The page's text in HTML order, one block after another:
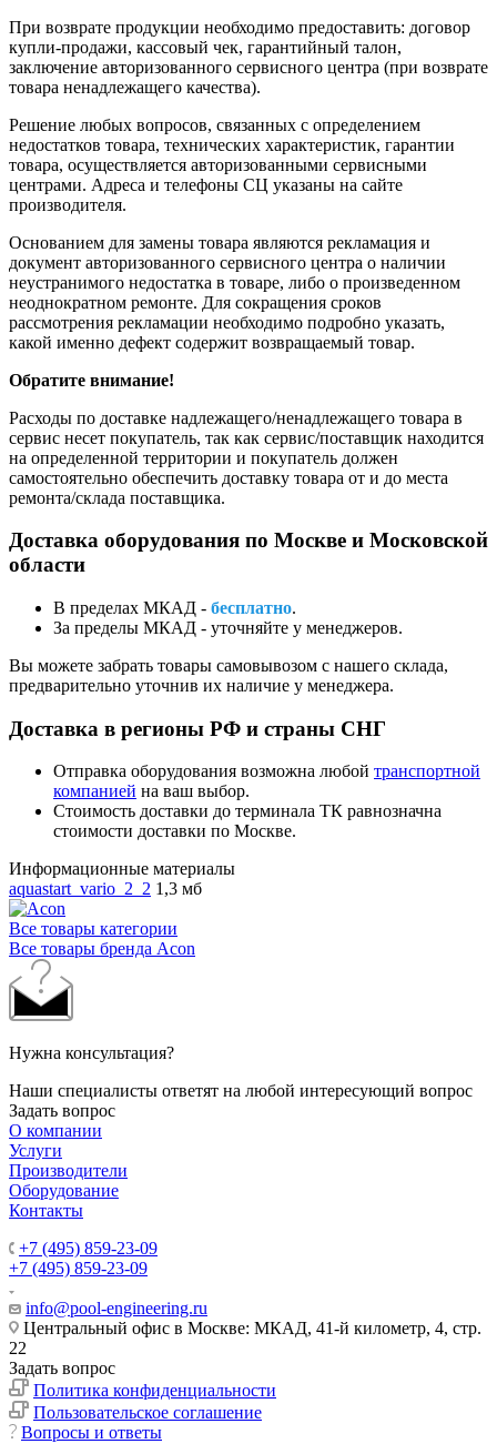
При возврате продукции необходимо предоставить: договор
купли-продажи, кассовый чек, гарантийный талон,
заключение авторизованного сервисного центра (при возврате
товара ненадлежащего качества).
Решение любых вопросов, связанных с определением
недостатков товара, технических характеристик, гарантии
товара, осуществляется авторизованными сервисными
центрами. Адреса и телефоны СЦ указаны на сайте
производителя.
Основанием для замены товара являются рекламация и
документ авторизованного сервисного центра о наличии
неустранимого недостатка в товаре, либо о произведенном
неоднократном ремонте. Для сокращения сроков
рассмотрения рекламации необходимо подробно указать,
какой именно дефект содержит возвращаемый товар.
Обратите внимание!
Расходы по доставке надлежащего/ненадлежащего товара в
сервис несет покупатель, так как сервис/поставщик находится
на определенной территории и покупатель должен
самостоятельно обеспечить доставку товара от и до места
ремонта/склада поставщика.
Доставка оборудования по Москве и Московской
области
В пределах МКАД - бесплатно.
За пределы МКАД - уточняйте у менеджеров.
Вы можете забрать товары самовывозом с нашего склада,
предварительно уточнив их наличие у менеджера.
Доставка в регионы РФ и страны СНГ
Отправка оборудования возможна любой транспортной
компанией на ваш выбор.
Стоимость доставки до терминала ТК равнозначна
стоимости доставки по Москве.
Информационные материалы
aquastart_vario_2_2 1,3 мб
Все товары категории
Все товары бренда Acon
Нужна консультация?
Наши специалисты ответят на любой интересующий вопрос
Задать вопрос
О компании
Услуги
Производители
Оборудование
Контакты
+7 (495) 859-23-09
+7 (495) 859-23-09
info@pool-engineering.ru
Центральный офис в Москве: МКАД, 41-й километр, 4, стр.
22
Задать вопрос
Политика конфиденциальности
Пользовательское соглашение
Вопросы и ответы